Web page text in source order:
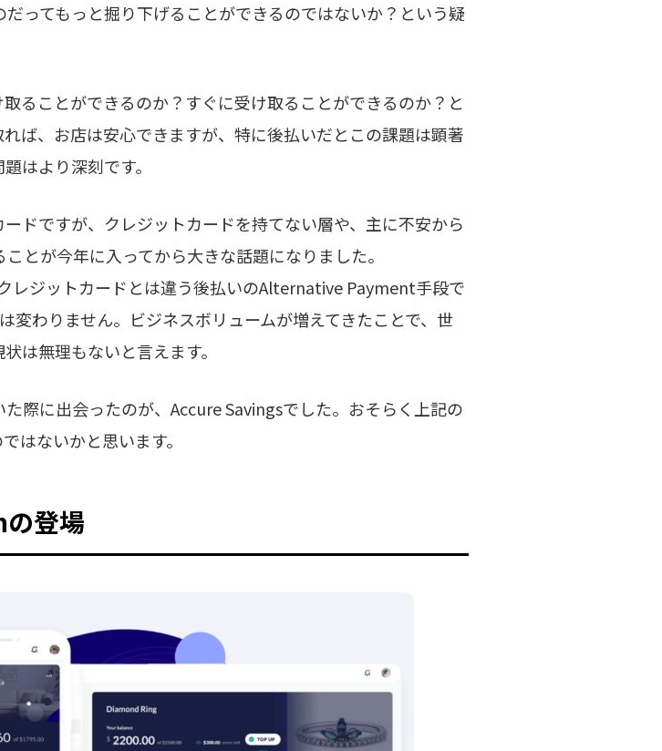
ってもっと掘り下げることができるのではないか？という疑
ることができるのか？すぐに受け取ることができるのか？と
ば、お店は安心できますが、特に後払いだとこの課題は顕著
はより深刻です。
ドですが、クレジットカードを持てない層や、主に不安から
とが今年に入ってから大きな話題になりました。
レジットカードとは違う後払いのAlternative Payment手段で
変わりません。ビジネスボリュームが増えてきたことで、世
は無理もないと言えます。
際に出会ったのが、Accure Savingsでした。おそらく上記の
はないかと思います。
登場